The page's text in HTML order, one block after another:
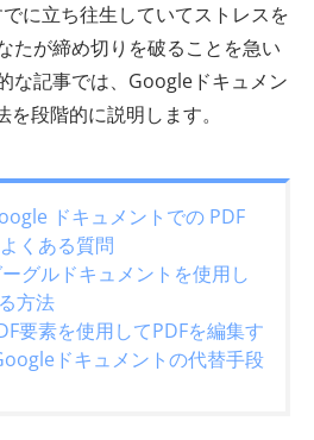
に立ち往生していてストレスを
たが締め切りを破ることを急い
な記事では、Googleドキュメン
を段階的に説明します。
ドキュメントでの PDF
くある質問
グルドキュメントを使用し
方法
要素を使用してPDFを編集す
ドキュメントの代替手段